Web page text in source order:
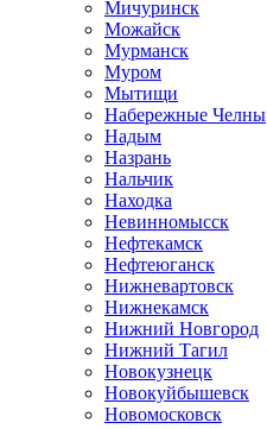
Мичуринск
Можайск
Мурманск
Муром
Мытищи
Набережные Челны
Надым
Назрань
Нальчик
Находка
Невинномысск
Нефтекамск
Нефтеюганск
Нижневартовск
Нижнекамск
Нижний Новгород
Нижний Тагил
Новокузнецк
Новокуйбышевск
Новомосковск